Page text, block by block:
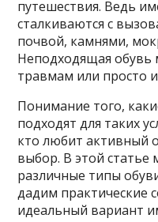
путешествия. Ведь
сталкиваются с
почвой, камнями,
Неподходящая обувь
травмам или просто
Понимание того,
подходят для таких
кто любит активный
выбор. В этой
различные типы
дадим практические
идеальный вариант